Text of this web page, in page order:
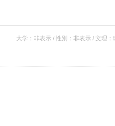
大学：非表示 / 性別：非表示 / 文理：